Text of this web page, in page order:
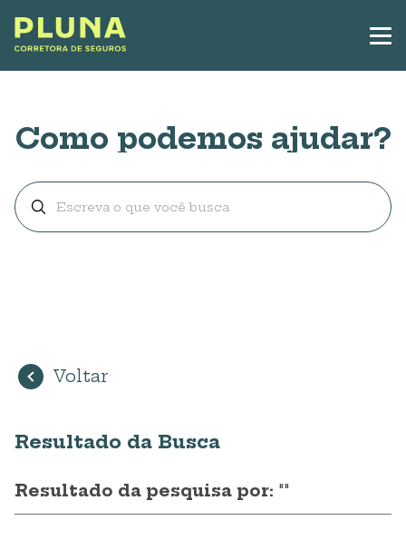
Como podemos ajudar?
Voltar
Resultado da Busca
Resultado da pesquisa por: ""